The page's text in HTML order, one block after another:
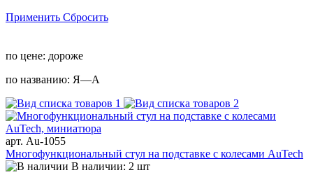
Применить Сбросить
по цене: дороже
по названию: Я—А
арт. Au-1055
Многофункциональный стул на подставке с колесами AuTech
В наличии: 2 шт